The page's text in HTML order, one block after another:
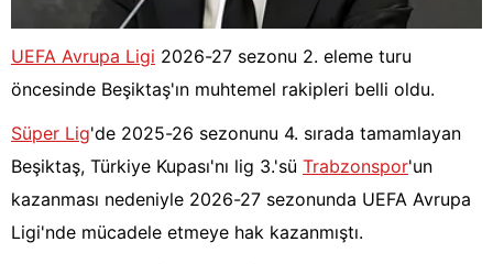
UEFA Avrupa Ligi 2026-27 sezonu 2. eleme turu
öncesinde Beşiktaş'ın muhtemel rakipleri belli oldu.
Süper Lig'de 2025-26 sezonunu 4. sırada tamamlayan
Beşiktaş, Türkiye Kupası'nı lig 3.'sü Trabzonspor'un
kazanması nedeniyle 2026-27 sezonunda UEFA Avrupa
Ligi'nde mücadele etmeye hak kazanmıştı.